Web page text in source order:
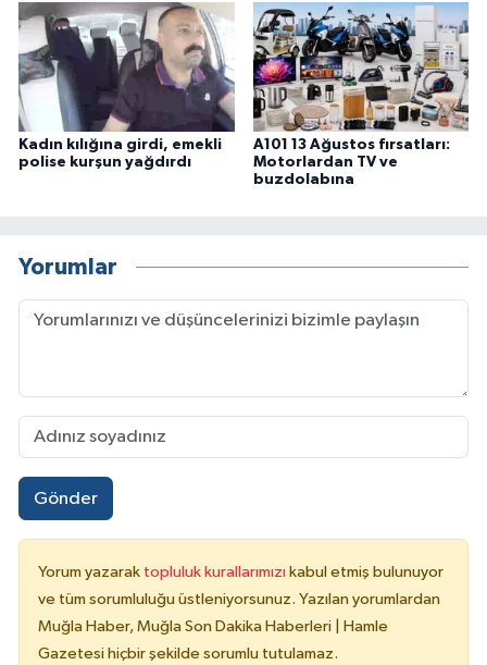
Kadın kılığına girdi, emekli
polise kurşun yağdırdı
A101 13 Ağustos fırsatları:
Motorlardan TV ve
buzdolabına
Yorumlar
Gönder
Yorum yazarak topluluk kurallarımızı kabul etmiş bulunuyor
ve tüm sorumluluğu üstleniyorsunuz. Yazılan yorumlardan
Muğla Haber, Muğla Son Dakika Haberleri | Hamle
Gazetesi hiçbir şekilde sorumlu tutulamaz.